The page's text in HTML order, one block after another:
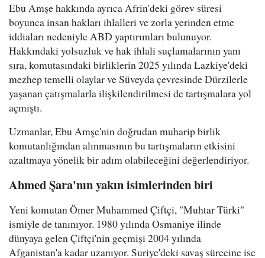
Ebu Amşe hakkında ayrıca Afrin'deki görev süresi
boyunca insan hakları ihlalleri ve zorla yerinden etme
iddiaları nedeniyle ABD yaptırımları bulunuyor.
Hakkındaki yolsuzluk ve hak ihlali suçlamalarının yanı
sıra, komutasındaki birliklerin 2025 yılında Lazkiye'deki
mezhep temelli olaylar ve Süveyda çevresinde Dürzilerle
yaşanan çatışmalarla ilişkilendirilmesi de tartışmalara yol
açmıştı.
Uzmanlar, Ebu Amşe'nin doğrudan muharip birlik
komutanlığından alınmasının bu tartışmaların etkisini
azaltmaya yönelik bir adım olabileceğini değerlendiriyor.
Ahmed Şara'nın yakın isimlerinden biri
Yeni komutan Ömer Muhammed Çiftçi, "Muhtar Türki"
ismiyle de tanınıyor. 1980 yılında Osmaniye ilinde
dünyaya gelen Çiftçi'nin geçmişi 2004 yılında
Afganistan'a kadar uzanıyor. Suriye'deki savaş sürecine ise